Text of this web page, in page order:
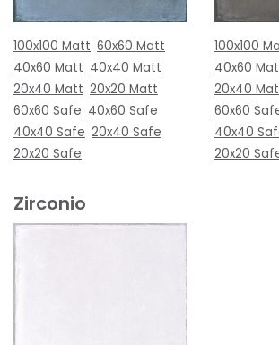
100x100 Matt 60x60 Matt
40x60 Matt 40x40 Matt
20x40 Matt 20x20 Matt
60x60 Safe 40x60 Safe
40x40 Safe 20x40 Safe
20x20 Safe
100x100
40x60
20x40
60x60
40x40
20x20
Zirconio